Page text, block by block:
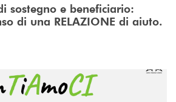
sostegno e beneficiario:
di una RELAZIONE di aiuto.